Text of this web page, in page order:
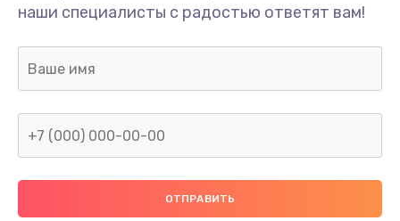
наши специалисты с радостью ответят вам!